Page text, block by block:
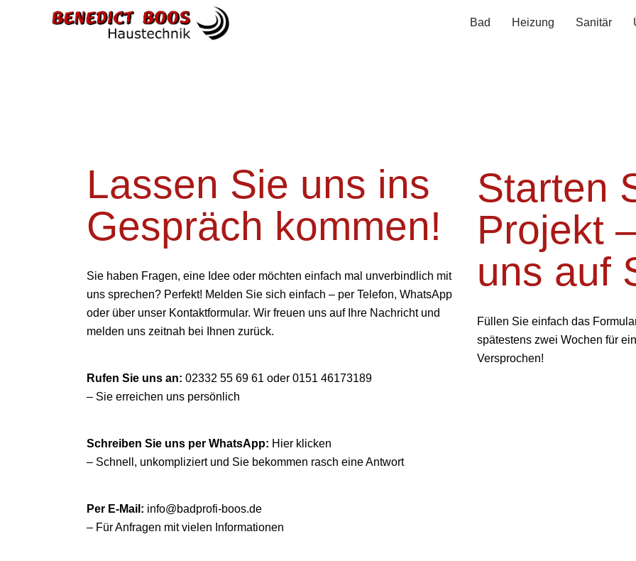
Bad Heizung Sanitär
Lassen Sie uns ins
Gespräch kommen!
Sie haben Fragen, eine Idee oder möchten einfach mal unverbindlich mit
uns sprechen? Perfekt! Melden Sie sich einfach – per Telefon, WhatsApp
oder über unser Kontaktformular. Wir freuen uns auf Ihre Nachricht und
melden uns zeitnah bei Ihnen zurück.
Rufen Sie uns an: 02332 55 69 61 oder 0151 46173189
– Sie erreichen uns persönlich
Schreiben Sie uns per WhatsApp: Hier klicken
– Schnell, unkompliziert und Sie bekommen rasch eine Antwort
Per E-Mail: info@badprofi-boos.de
– Für Anfragen mit vielen Informationen
Starten
Projekt
uns auf
Füllen Sie einfach das
spätestens zwei Wochen für
Versprochen!